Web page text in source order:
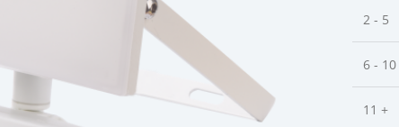
2 - 5
6 - 10
11 +